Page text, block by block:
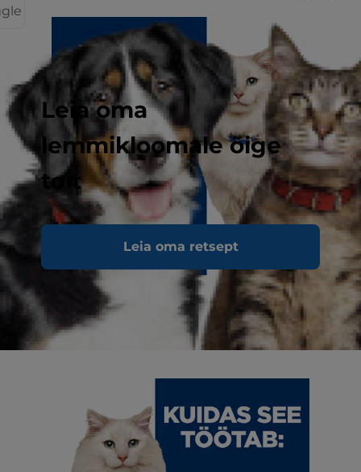
Leia oma
lemmikloomale õige
toit
Leia oma retsept